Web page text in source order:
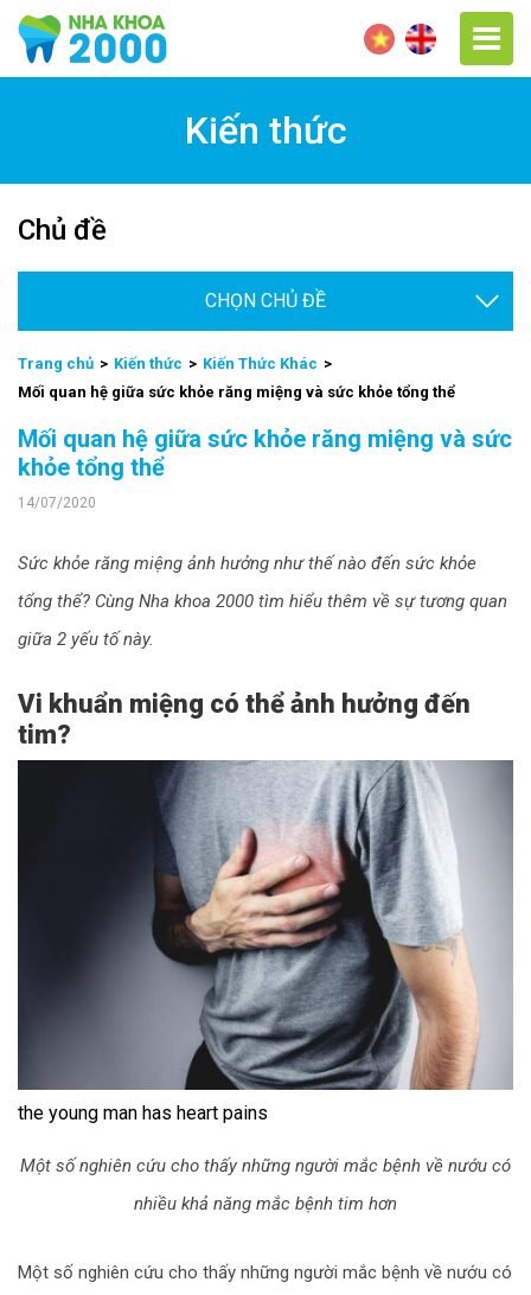
Kiến thức
Chủ đề
Trang chủ Kiến thức
Kiến Thức Khác
Mối quan hệ giữa sức khỏe răng miệng và sức khỏe tổng thể
Mối quan hệ giữa sức khỏe răng miệng và sức
khỏe tổng thể
14/07/2020
Sức khỏe răng miệng ảnh hưởng như thế nào đến sức khỏe
tổng thể? Cùng Nha khoa 2000 tìm hiểu thêm về sự tương quan
giữa 2 yếu tố này.
Vi khuẩn miệng có thể ảnh hưởng đến
tim?
the young man has heart pains
Một số nghiên cứu cho thấy những người mắc bệnh về nướu có
nhiều khả năng mắc bệnh tim hơn
Một số nghiên cứu cho thấy những người mắc bệnh về nướu có